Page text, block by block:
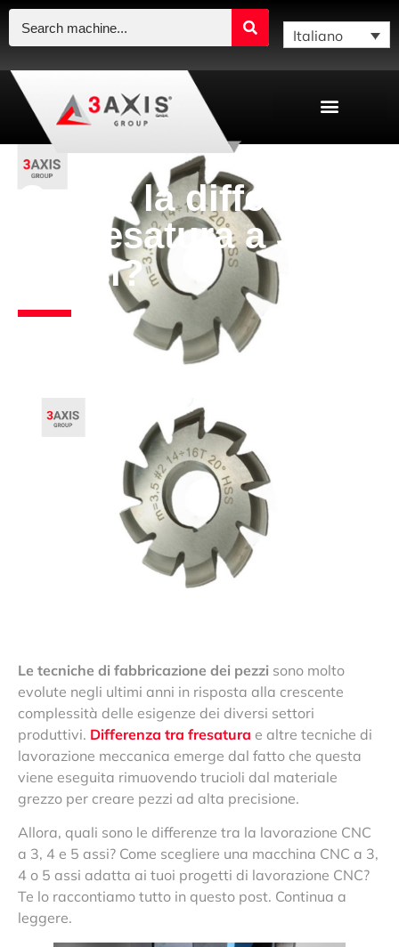
Italiano
Qual è la differenza
tra fresatura a 3, 4 e
5 assi?
Le tecniche di fabbricazione dei pezzi sono molto
evolute negli ultimi anni in risposta alla crescente
complessità delle esigenze dei diversi settori
produttivi. Differenza tra fresatura e altre tecniche di
lavorazione meccanica emerge dal fatto che questa
viene eseguita rimuovendo trucioli dal materiale
grezzo per creare pezzi ad alta precisione.
Allora, quali sono le differenze tra la lavorazione CNC
a 3, 4 e 5 assi? Come scegliere una macchina CNC a 3,
4 o 5 assi adatta ai tuoi progetti di lavorazione CNC?
Te lo raccontiamo tutto in questo post. Continua a
leggere.